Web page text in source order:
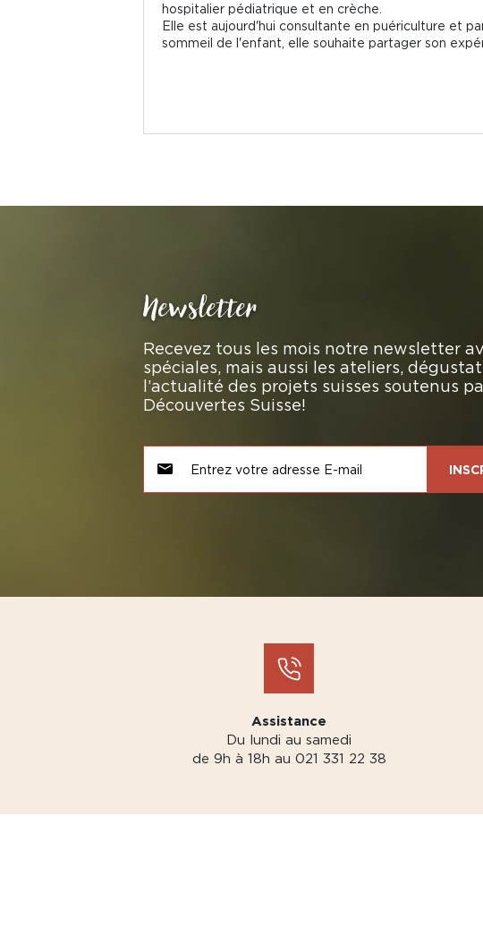
hospitalier pédiatrique et en crèche.
Elle est aujourd'hui consultante en puériculture et
sommeil de l'enfant, elle souhaite partager son
Newsletter
Recevez tous les mois notre newsletter
spéciales, mais aussi les ateliers,
l’actualité des projets suisses soutenus
Découvertes Suisse!
Assistance
Du lundi au samedi
de 9h à 18h au 021 331 22 38